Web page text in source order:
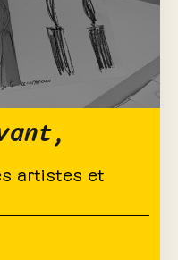
artistes et